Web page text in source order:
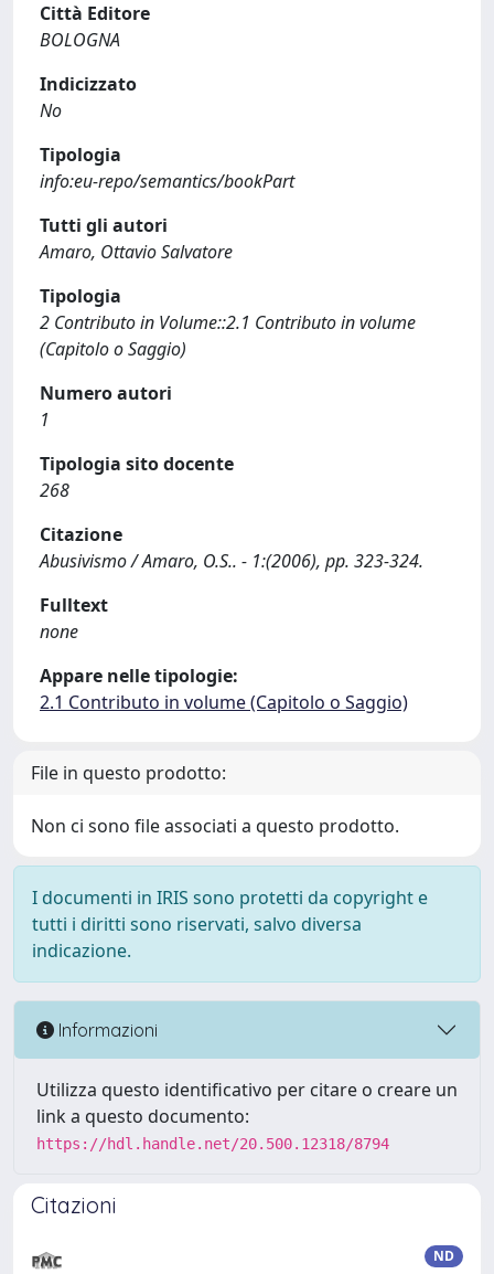
Città Editore
BOLOGNA
Indicizzato
No
Tipologia
info:eu-repo/semantics/bookPart
Tutti gli autori
Amaro, Ottavio Salvatore
Tipologia
2 Contributo in Volume::2.1 Contributo in volume
(Capitolo o Saggio)
Numero autori
1
Tipologia sito docente
268
Citazione
Abusivismo / Amaro, O.S.. - 1:(2006), pp. 323-324.
Fulltext
none
Appare nelle tipologie:
2.1 Contributo in volume (Capitolo o Saggio)
File in questo prodotto:
Non ci sono file associati a questo prodotto.
I documenti in IRIS sono protetti da copyright e
tutti i diritti sono riservati, salvo diversa
indicazione.
Informazioni
Utilizza questo identificativo per citare o creare un
link a questo documento:
https://hdl.handle.net/20.500.12318/8794
Citazioni
ND